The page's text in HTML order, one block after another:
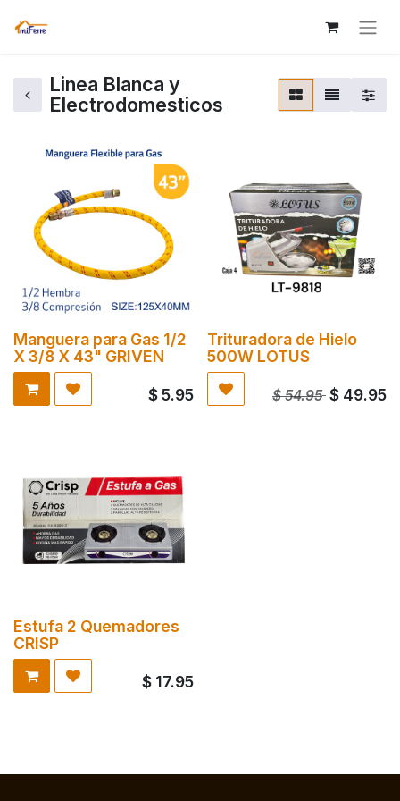
Linea Blanca y
Electrodomesticos
Manguera para Gas 1/2
X 3/8 X 43" GRIVEN
$5.95
Trituradora de Hielo
500W LOTUS
$54.95 $ 49.95
Estufa 2 Quemadores
CRISP
$ 17.95